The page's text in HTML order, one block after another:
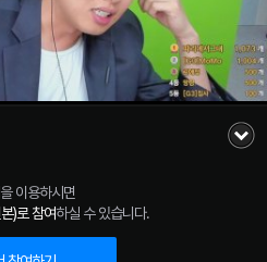
이용하시면
)로 참여하실 수 있습니다.